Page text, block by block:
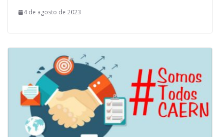
4 de agosto de 2023